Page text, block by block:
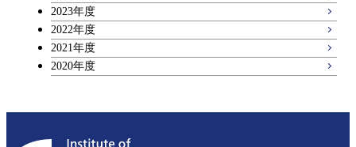
物質・情報卓越コース
2023年度
2022年度
2021年度
2020年度